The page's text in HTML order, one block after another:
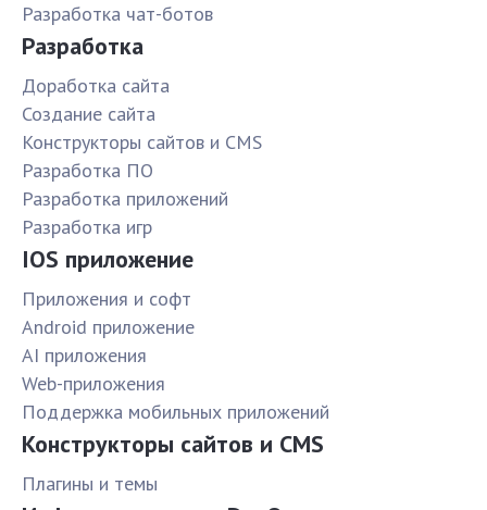
Разработка чат-ботов
Разработка
Доработка сайта
Создание сайта
Конструкторы сайтов и CMS
Разработка ПО
Разработка приложений
Разработка игр
IOS приложение
Приложения и софт
Android приложение
AI приложения
Web-приложения
Поддержка мобильных приложений
Конструкторы сайтов и CMS
Плагины и темы